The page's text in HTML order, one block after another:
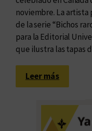
noviembre. La artista
de la serie “Bichos
para la Editorial
que ilustra las tapas
Leer más:
B
h